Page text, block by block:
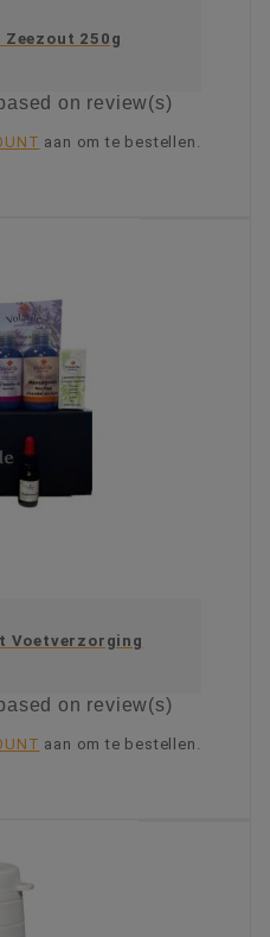
250g
on review(s)
aan om te bestellen.
Voetverzorging
on review(s)
aan om te bestellen.